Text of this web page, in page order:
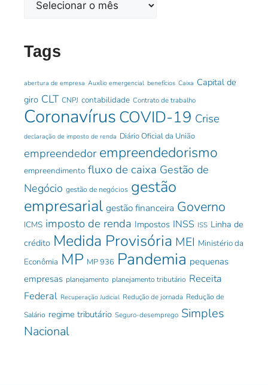
Tags
abertura de empresa Auxílio emergencial benefícios Caixa Capital de
giro CLT CNPJ contabilidade Contrato de trabalho
Coronavírus COVID-19 Crise
declaração de imposto de renda Diário Oficial da União
empreendedor empreendedorismo
empreendimento fluxo de caixa Gestão de
Negócio gestão de negócios gestão
empresarial gestão financeira Governo
ICMS imposto de renda Impostos INSS ISS Linha de
crédito Medida Provisória MEI Ministério da
Econômia MP MP 936 Pandemia pequenas
empresas planejamento planejamento tributário Receita
Federal Recuperação Judicial Redução de jornada Redução de
Salário regime tributário Seguro-desemprego Simples
Nacional